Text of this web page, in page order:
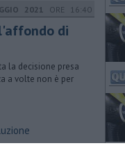
2021 ORE 16:40
di
la decisione presa
a volte non è per